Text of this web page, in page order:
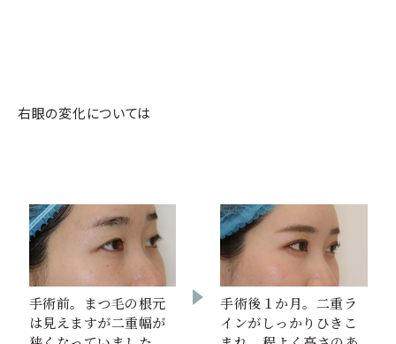
右眼の変化については
手術前。まつ毛の根元
は見えますが二重幅が
手術後１か月。二重ラ
インがしっかりひきこ